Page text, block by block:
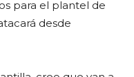
para el plantel de
desde